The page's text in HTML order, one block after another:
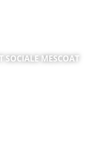
SOCIALE MESCOAT